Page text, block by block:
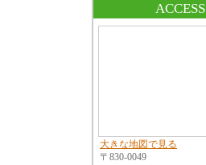
ACCESS
大きな地図で見る
〒830-0049